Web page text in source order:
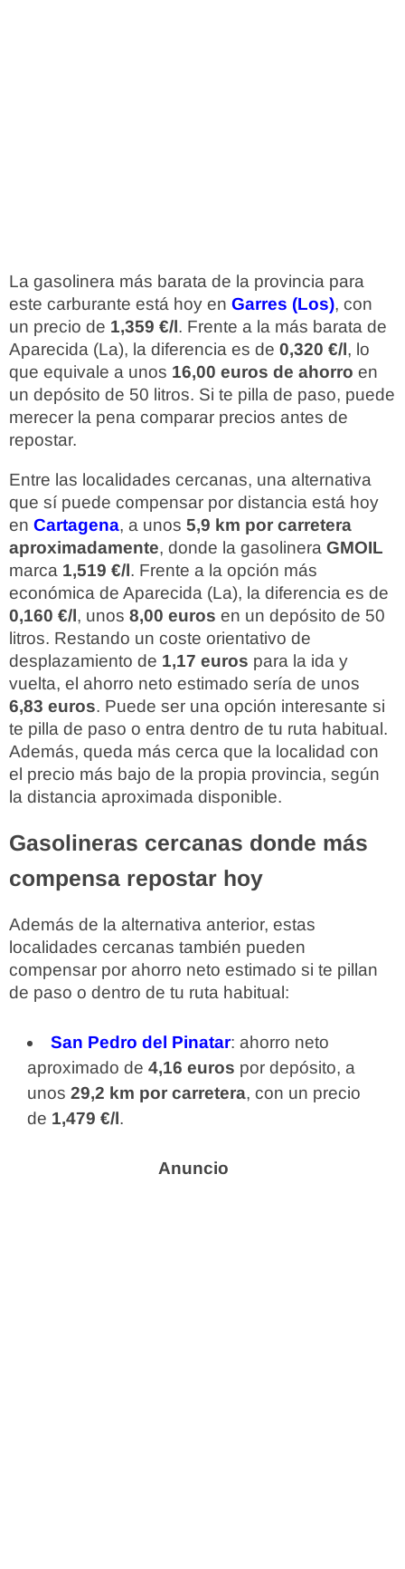
La gasolinera más barata de la provincia para
este carburante está hoy en Garres (Los), con
un precio de 1,359 €/l. Frente a la más barata de
Aparecida (La), la diferencia es de 0,320 €/l, lo
que equivale a unos 16,00 euros de ahorro en
un depósito de 50 litros. Si te pilla de paso, puede
merecer la pena comparar precios antes de
repostar.
Entre las localidades cercanas, una alternativa
que sí puede compensar por distancia está hoy
en Cartagena, a unos 5,9 km por carretera
aproximadamente, donde la gasolinera GMOIL
marca 1,519 €/l. Frente a la opción más
económica de Aparecida (La), la diferencia es de
0,160 €/l, unos 8,00 euros en un depósito de 50
litros. Restando un coste orientativo de
desplazamiento de 1,17 euros para la ida y
vuelta, el ahorro neto estimado sería de unos
6,83 euros. Puede ser una opción interesante si
te pilla de paso o entra dentro de tu ruta habitual.
Además, queda más cerca que la localidad con
el precio más bajo de la propia provincia, según
la distancia aproximada disponible.
Gasolineras cercanas donde más
compensa repostar hoy
Además de la alternativa anterior, estas
localidades cercanas también pueden
compensar por ahorro neto estimado si te pillan
de paso o dentro de tu ruta habitual:
San Pedro del Pinatar: ahorro neto
aproximado de 4,16 euros por depósito, a
unos 29,2 km por carretera, con un precio
de 1,479 €/l.